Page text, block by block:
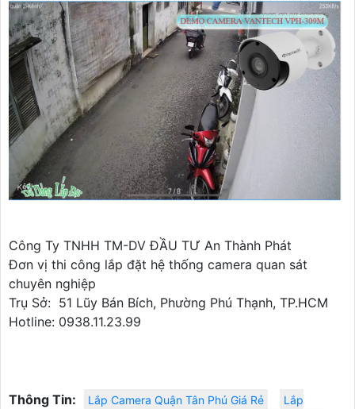
Công Ty TNHH TM-DV ĐẦU TƯ An Thành Phát
Đơn vị thi công lắp đặt hệ thống camera quan sát
chuyên nghiệp
Trụ Sở: 51 Lũy Bán Bích, Phường Phú Thạnh, TP.HCM
Hotline: 0938.11.23.99
Thông Tin: Lắp Camera Quận Tân Phú Giá Rẻ
Lắp